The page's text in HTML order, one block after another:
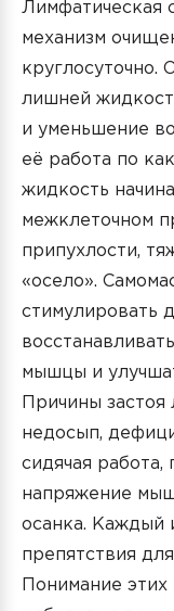
Лимфатическая
механизм
круглосуточно.
лишней
и уменьшение
её работа по
жидкость
межклеточном
припухлости,
«осело».
стимулировать
мышцы и
Причины
недосып,
сидячая работа,
напряжение
осанка. Каждый
препятствия
Понимание